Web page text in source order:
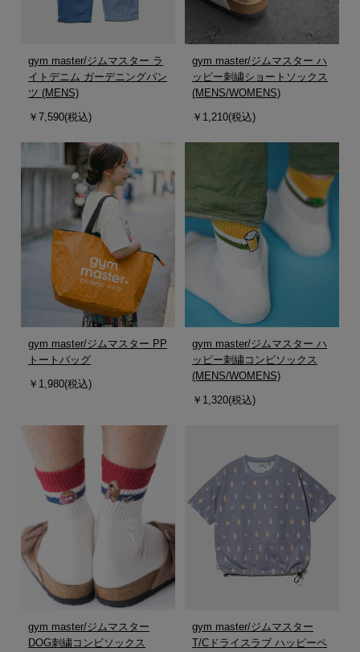
gym master/ジムマスター ラ
イトデニム ガーデニングパン
ツ (MENS)
￥7,590(税込)
gym master/ジムマスター ハ
ッピー刺繍ショートソックス
(MENS/WOMENS)
￥1,210(税込)
gym master/ジムマスター PP
トートバッグ
￥1,980(税込)
gym master/ジムマスター ハ
ッピー刺繍コンビソックス
(MENS/WOMENS)
￥1,320(税込)
gym master/ジムマスター
DOG刺繍コンビソックス
gym master/ジムマスター
T/Cドライスラブ ハッピーペ